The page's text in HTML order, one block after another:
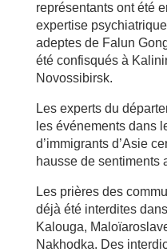
représentants ont été
expertise
adeptes de Falun
été confisqués à
Novossibirsk.
Les experts du
les événements dans
d’immigrants d’Asie
hausse de sentiments
Les prières des
déjà été interdites
Kalouga,
Nakhodka. Des